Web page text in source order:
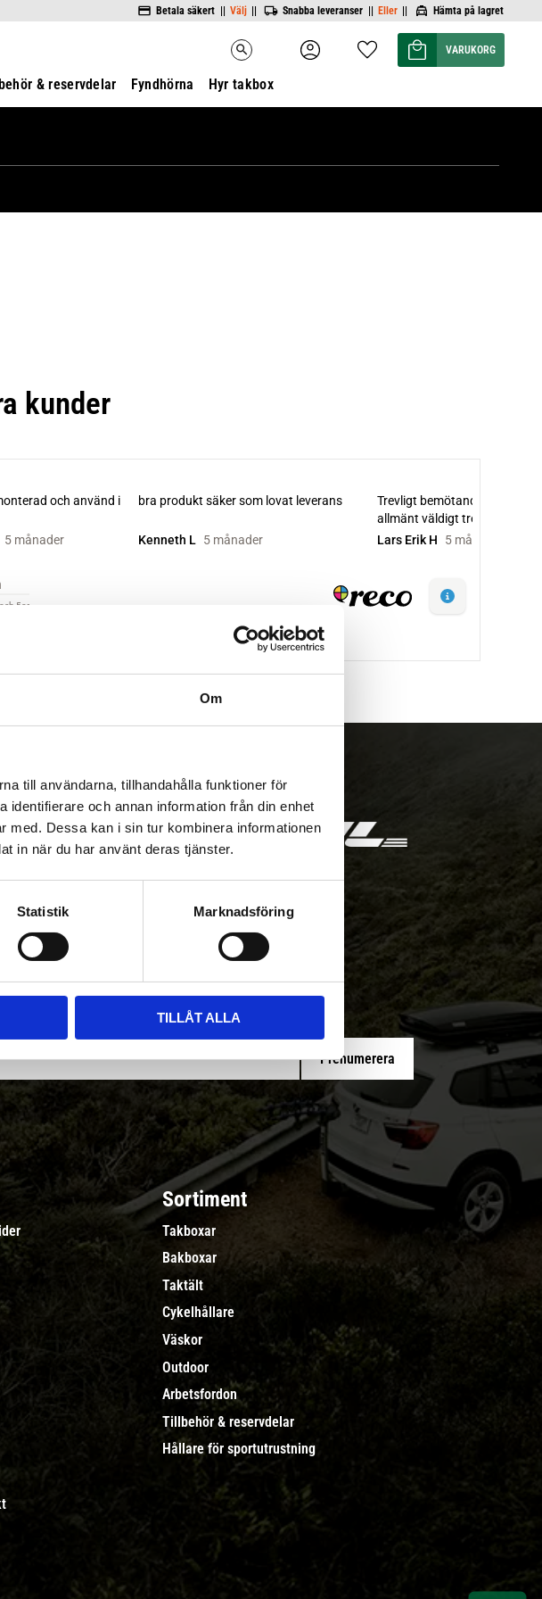
Om
till användarna, tillhandahålla funktioner för
och annan information från din enhet
med. Dessa kan i sin tur kombinera informationen
in när du har använt deras tjänster.
Statistik Marknadsföring
TILLÅT ALLA
Betala säkert || Välj || Snabba leveranser || Eller || Hämta på lagret
search Favoriter
Kundvagn
& reservdelar Fyndhörna Hyr takbox
Hämta på lagret med/utan montering
Prenumerera
Sortiment
Takboxar
Bakboxar
Taktält
Cykelhållare
Väskor
Outdoor
Arbetsfordon
Tillbehör & reservdelar
Hållare för sportutrustning